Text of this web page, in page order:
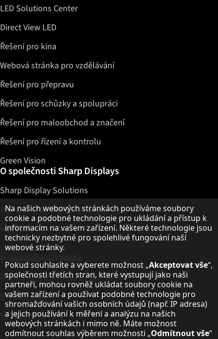
LED Solutions Center
Direct View LED
Řešení pro kina
Webová stránka pro vzdělávání
Řešení pro přepravu
Řešení pro schůzky a spolupráci
Řešení pro maloobchod a značení
Řešení pro řízení a kontrolu
Green Vision
O společnosti Sharp Displays
Sharp Display Solutions
Sharp Global Customer Program
Kontakty
O společnosti Sharp
Sharp Europe (Sharp for Business)
Sharp Printers
Sharp IT Services
Upozornění k ochraně osobních údajů
Na našich webových stránkách používáme soubory
cookie a podobné technologie pro ukládání a přístup k
informacím na vašem zařízení. Některé technologie jsou
technicky nezbytné pro spolehlivé fungování naší
webové stránky.
Pokud souhlasíte a vyberete možnost „Akceptovat vše“,
společnosti třetích stran, které vystupují jako naši
partneři, mohou rovněž ukládat soubory cookie na
vašem zařízení a používat podobné technologie pro
shromažďování vašich osobních údajů (např. IP adresa)
a jejich používání k měření a analýzu na našich
webových stránkách i mimo ně. Máte možnost
odmítnout souhlas výběrem možnosti „Odmítnout vše“